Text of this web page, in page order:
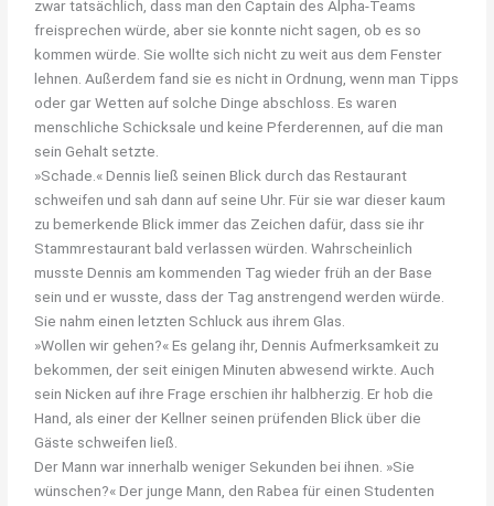
zwar tatsächlich, dass man den Captain des Alpha-Teams
freisprechen würde, aber sie konnte nicht sagen, ob es so
kommen würde. Sie wollte sich nicht zu weit aus dem Fenster
lehnen. Außerdem fand sie es nicht in Ordnung, wenn man Tipps
oder gar Wetten auf solche Dinge abschloss. Es waren
menschliche Schicksale und keine Pferderennen, auf die man
sein Gehalt setzte.
»Schade.« Dennis ließ seinen Blick durch das Restaurant
schweifen und sah dann auf seine Uhr. Für sie war dieser kaum
zu bemerkende Blick immer das Zeichen dafür, dass sie ihr
Stammrestaurant bald verlassen würden. Wahrscheinlich
musste Dennis am kommenden Tag wieder früh an der Base
sein und er wusste, dass der Tag anstrengend werden würde.
Sie nahm einen letzten Schluck aus ihrem Glas.
»Wollen wir gehen?« Es gelang ihr, Dennis Aufmerksamkeit zu
bekommen, der seit einigen Minuten abwesend wirkte. Auch
sein Nicken auf ihre Frage erschien ihr halbherzig. Er hob die
Hand, als einer der Kellner seinen prüfenden Blick über die
Gäste schweifen ließ.
Der Mann war innerhalb weniger Sekunden bei ihnen. »Sie
wünschen?« Der junge Mann, den Rabea für einen Studenten